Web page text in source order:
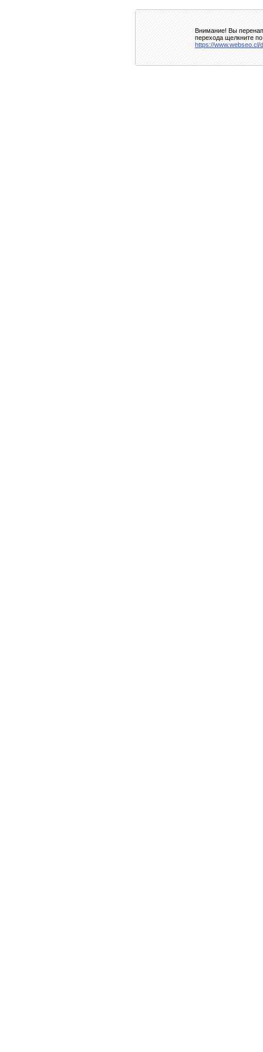
Внимание! Вы
перехода щелкните
https://www.webseo.cl/